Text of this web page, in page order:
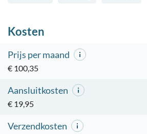
Kosten
Prijs per maand
€ 100,35
Aansluitkosten
€ 19,95
Verzendkosten